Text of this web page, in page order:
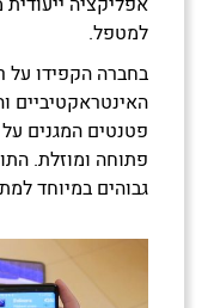
למטפל.
בחברה הקפידו על
האינטראקטיביים
פטנטים המגנים
פתוחה ומוזלת.
גבוהים במיוחד